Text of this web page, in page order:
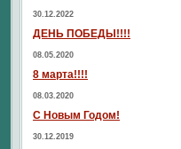
30.12.2022
ДЕНЬ ПОБЕДЫ!!!!
08.05.2020
8 марта!!!!
08.03.2020
С Новым Годом!
30.12.2019